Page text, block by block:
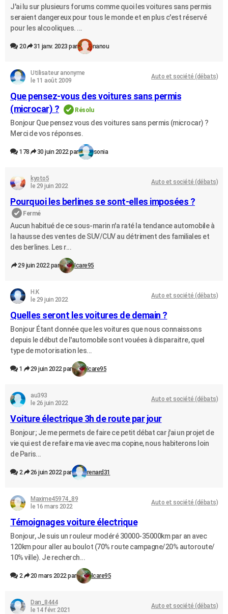
J'ai lu sur plusieurs forums comme quoi les voitures sans permis
seraient dangereux pour tous le monde et en plus c'est réservé
pour les alcooliques. ...
20 31 janv. 2023 par nanou
Utilisateur anonyme
le 11 août 2009
Auto et société (débats)
Que pensez-vous des voitures sans permis
(microcar) ?
Résolu
Bonjour Que pensez vous des voitures sans permis (microcar) ?
Merci de vos réponses.
178 30 juin 2022 par sonia
kyoto5
le 29 juin 2022
Auto et société (débats)
Pourquoi les berlines se sont-elles imposées ?
Fermé
Aucun habitué de ce sous-marin n'a raté la tendance automobile à
la hausse des ventes de SUV/CUV au détriment des familiales et
des berlines. Les r...
29 juin 2022 par Icare95
H.K
le 29 juin 2022
Auto et société (débats)
Quelles seront les voitures de demain ?
Bonjour Étant donnée que les voitures que nous connaissons
depuis le début de l'automobile sont vouées à disparaitre, quel
type de motorisation les...
1 29 juin 2022 par Icare95
au393
le 26 juin 2022
Auto et société (débats)
Voiture électrique 3h de route par jour
Bonjour; Je me permets de faire ce petit débat car j'ai un projet de
vie qui est de refaire ma vie avec ma copine, nous habiterons loin
de Paris...
2 26 juin 2022 par renard31
Maxime45974_89
le 16 mars 2022
Auto et société (débats)
Témoignages voiture électrique
Bonjour, Je suis un rouleur modéré 30000-35000km par an avec
120km pour aller au boulot (70% route campagne/20% autoroute/
10% ville). Je recherch...
2 20 mars 2022 par Icare95
Dan_8444
le 14 févr. 2021
Auto et société (débats)